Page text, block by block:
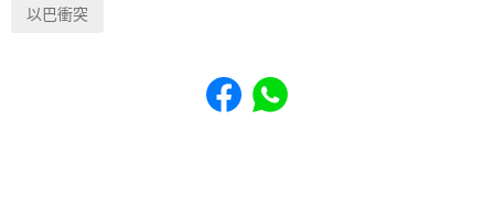
以巴衝突
Share to Facebook
Share to WhatsApp